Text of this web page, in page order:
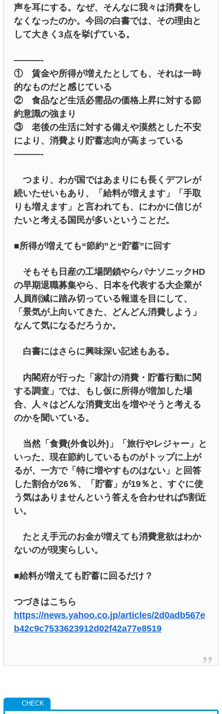
声を耳にする。なぜ、そんなに我々は消費をし
なくなったのか。今回の白書では、その理由と
して大きく3点を挙げている。
———-
① 賃金や所得が増えたとしても、それは一時
的なものだと感じている
② 食品など生活必需品の価格上昇に対する節
約意識の強まり
③ 老後の生活に対する備えや漠然とした不安
により、消費より貯蓄志向が高まっている
———-
つまり、わが国ではあまりにも長くデフレが
続いたせいもあり、「給料が増えます」「手取
りも増えます」と言われても、にわかに信じが
たいと考える国民が多いということだ。
■所得が増えても“節約”と“貯蓄”に回す
そもそも日産の工場閉鎖やらパナソニックHD
の早期退職募集やら、日本を代表する大企業が
人員削減に踏み切っている報道を目にして、
「景気が上向いてきた、どんどん消費しよう」
なんて気になるだろうか。
白書にはさらに興味深い記述もある。
内閣府が行った「家計の消費・貯蓄行動に関
する調査」では、もし仮に所得が増加した場
合、人々はどんな消費支出を増やそうと考える
のかを聞いている。
当然「食費(外食以外)」「旅行やレジャー」と
いった、現在節約しているものがトップに上が
るが、一方で「特に増やすものはない」と回答
した割合が26％、「貯蓄」が19％と、すぐに使
う気はありませんという答えを合わせれば5割近
い。
たとえ手元のお金が増えても消費意欲はわか
ないのが現実らしい。
■給料が増えても貯蓄に回るだけ？
つづきはこちら
https://news.yahoo.co.jp/articles/2d0adb567e
b42c9c7533623912d02f42a77e8519